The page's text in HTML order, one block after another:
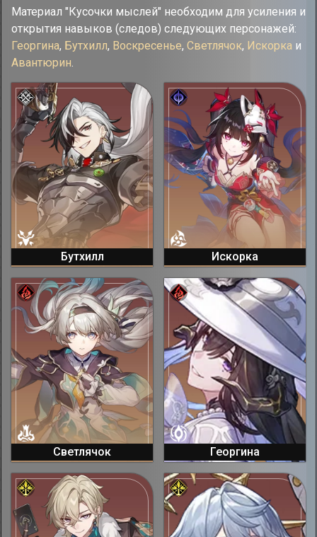
Материал "Кусочки мыслей" необходим для усиления и
открытия навыков (следов) следующих персонажей:
Георгина, Бутхилл, Воскресенье, Светлячок, Искорка и
Авантюрин
Бутхилл Искорка
Светлячок Георгина